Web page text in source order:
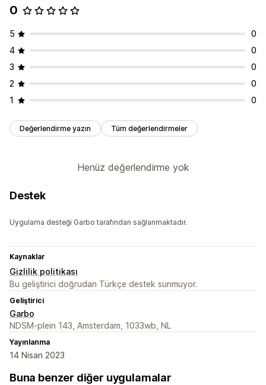
0
5
0
4
0
3
0
2
0
1
0
Değerlendirme yazın Tüm değerlendirmeler
Henüz değerlendirme yok
Destek
Uygulama desteği Garbo tarafından sağlanmaktadır.
Kaynaklar
Gizlilik politikası
Bu geliştirici doğrudan Türkçe destek sunmuyor.
Geliştirici
Garbo
NDSM-plein 143, Amsterdam, 1033wb, NL
Yayınlanma
14 Nisan 2023
Buna benzer diğer uygulamalar